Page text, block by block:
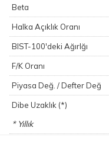
Beta
Halka Açıklık Oranı
BIST-100'deki Ağırlğı
F/K Oranı
Piyasa Değ. / Defter Değ
Dibe Uzaklık (*)
* Yıllık